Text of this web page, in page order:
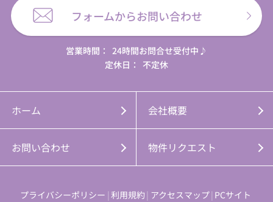
フォームからお問い合わせ
営業時間：
24時間お問合せ受付中♪
定休日：
不定休
ホーム 会社概要
お問い合わせ 物件リクエスト
プライバシーポリシー 利用規約 アクセスマップ PCサイト